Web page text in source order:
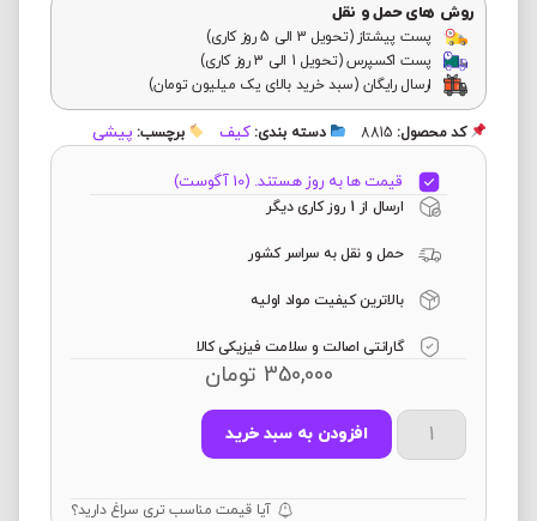
روش های حمل و نقل
پست پیشتاز (تحویل 3 الی 5 روز کاری)
پست اکسپرس (تحویل 1 الی 3 روز کاری)
ارسال رایگان (سبد خرید بالای یک میلیون تومان)
کد محصول: 8815 دسته بندی: کیف برچسب: پیشی
قیمت ها به روز هستند. (10 آگوست)
ارسال از 1 روز کاری دیگر
حمل و نقل به سراسر کشور
بالاترین کیفیت مواد اولیه
گارانتی اصالت و سلامت فیزیکی کالا
350,000 تومان
افزودن به سبد خرید
آیا قیمت مناسب تری سراغ دارید؟